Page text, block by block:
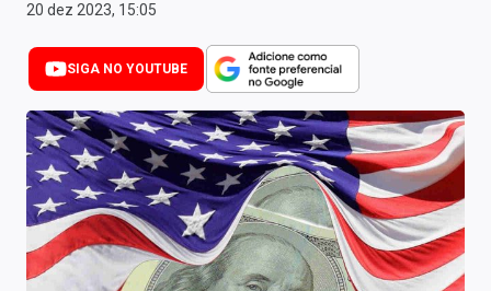
Últimas Notícias
Newsletters
Cotações
Comprar ou vender?
Carteiras Recomendadas
Central de Dividendos
20 dez 2023, 15:05
SIGA NO YOUTUBE